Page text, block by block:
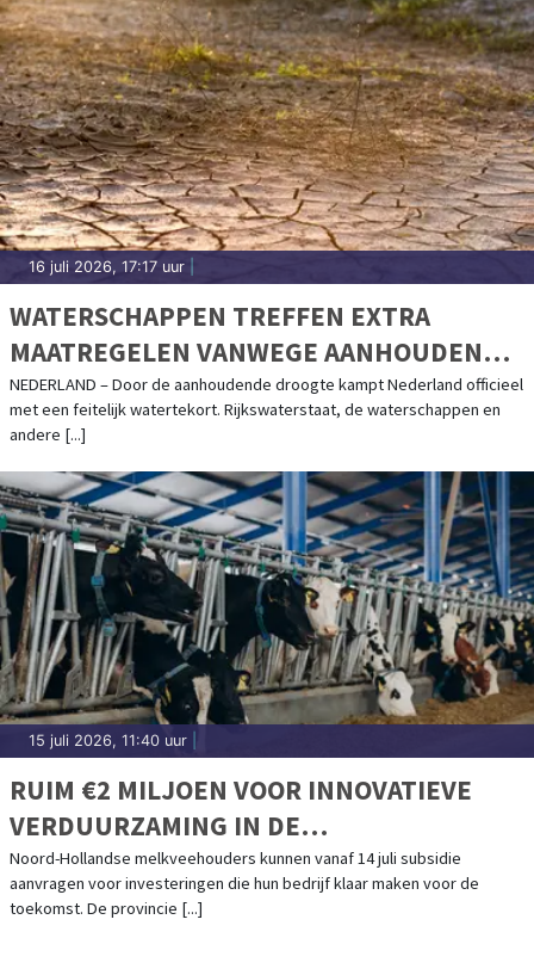
16 juli 2026, 17:17 uur
WATERSCHAPPEN TREFFEN EXTRA
MAATREGELEN VANWEGE AANHOUDENDE
DROOGTE
NEDERLAND – Door de aanhoudende droogte kampt Nederland officieel
met een feitelijk watertekort. Rijkswaterstaat, de waterschappen en
andere [...]
15 juli 2026, 11:40 uur
RUIM €2 MILJOEN VOOR INNOVATIEVE
VERDUURZAMING IN DE
MELKVEEHOUDERIJ
Noord-Hollandse melkveehouders kunnen vanaf 14 juli subsidie
aanvragen voor investeringen die hun bedrijf klaar maken voor de
toekomst. De provincie [...]